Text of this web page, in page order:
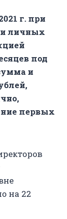
г. при
личных
под
и
первых
на 22